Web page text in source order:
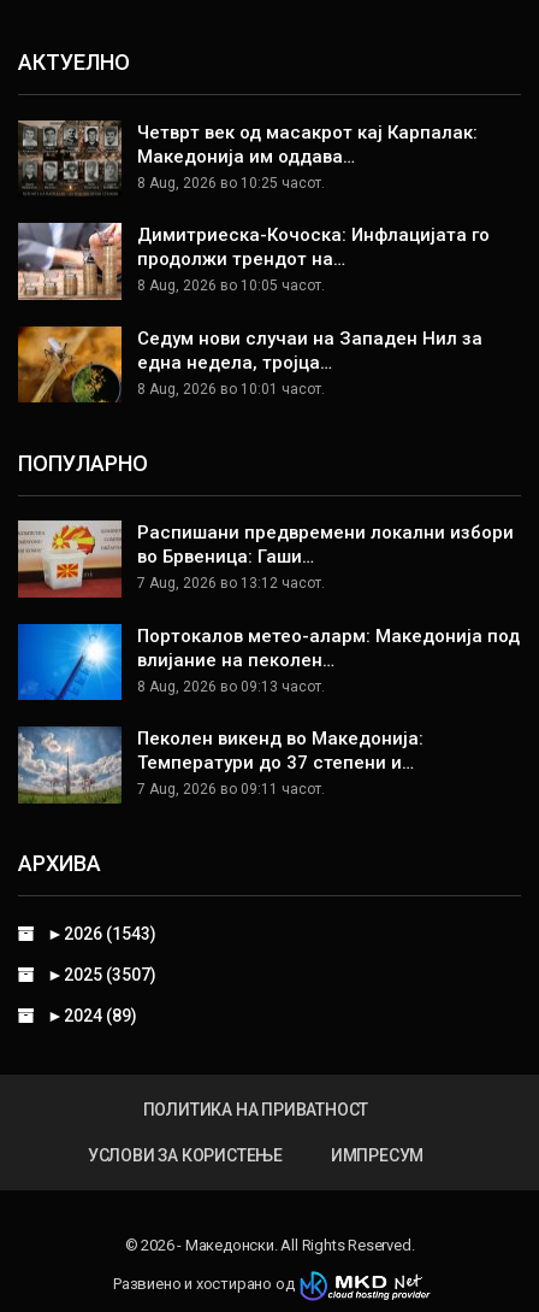
АКТУЕЛНО
Четврт век од масакрот кај Карпалак:
Македонија им оддава…
8 Aug, 2026 во 10:25 часот.
Димитриеска-Кочоска: Инфлацијата го
продолжи трендот на…
8 Aug, 2026 во 10:05 часот.
Седум нови случаи на Западен Нил за
една недела, тројца…
8 Aug, 2026 во 10:01 часот.
ПОПУЛАРНО
Распишани предвремени локални избори
во Брвеница: Гаши…
7 Aug, 2026 во 13:12 часот.
Портокалов метео-аларм: Македонија под
влијание на пеколен…
8 Aug, 2026 во 09:13 часот.
Пеколен викенд во Македонија:
Температури до 37 степени и…
7 Aug, 2026 во 09:11 часот.
АРХИВА
► 2026 (1543)
► 2025 (3507)
► 2024 (89)
ПОЛИТИКА НА ПРИВАТНОСТ
УСЛОВИ ЗА КОРИСТЕЊЕ ИМПРЕСУМ
© 2026 - Македонски. All Rights Reserved.
Развиено и хостирано од